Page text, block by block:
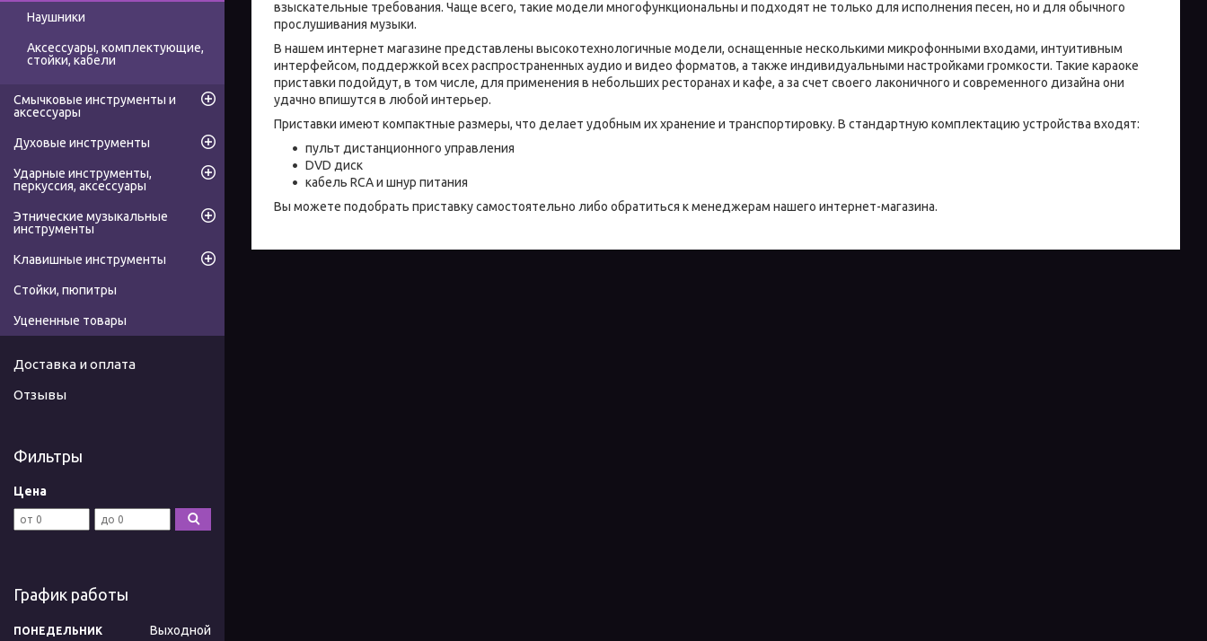
взыскательные требования. Чаще всего, такие модели многофункциональны и подходят не только для исполнения песен, но и для обычного
прослушивания музыки.
В нашем интернет магазине представлены высокотехнологичные модели, оснащенные несколькими микрофонными входами, интуитивным
интерфейсом, поддержкой всех распространенных аудио и видео форматов, а также индивидуальными настройками громкости. Такие караоке
приставки подойдут, в том числе, для применения в небольших ресторанах и кафе, а за счет своего лаконичного и современного дизайна они
удачно впишутся в любой интерьер.
Приставки имеют компактные размеры, что делает удобным их хранение и транспортировку. В стандартную комплектацию устройства входят:
пульт дистанционного управления
DVD диск
кабель RCA и шнур питания
Вы можете подобрать приставку самостоятельно либо обратиться к менеджерам нашего интернет-магазина.
Наушники
Аксессуары, комплектующие,
стойки, кабели
Смычковые инструменты и
аксессуары
Духовые инструменты
Ударные инструменты,
перкуссия, аксессуары
Этнические музыкальные
инструменты
Клавишные инструменты
Стойки, пюпитры
Уцененные товары
Доставка и оплата
Отзывы
Фильтры
Цена
График работы
ПОНЕДЕЛЬНИК Выходной